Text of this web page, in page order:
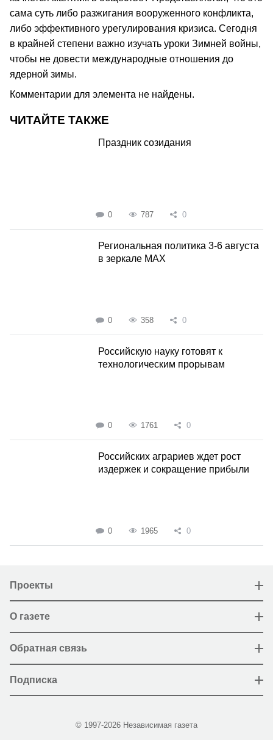
сама суть либо разжигания вооруженного конфликта,
либо эффективного урегулирования кризиса. Сегодня
в крайней степени важно изучать уроки Зимней войны,
чтобы не довести международные отношения до
ядерной зимы.
Комментарии для элемента не найдены.
ЧИТАЙТЕ ТАКЖЕ
Праздник созидания
0 787 0
Региональная политика 3-6 августа
в зеркале MAX
0 358 0
Российскую науку готовят к
технологическим прорывам
0 1761 0
Российских аграриев ждет рост
издержек и сокращение прибыли
0 1965 0
Проекты
О газете
Обратная связь
Подписка
© 1997-2026 Независимая газета